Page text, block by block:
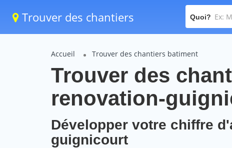
Trouver des chantiers Quoi?
Accueil Trouver des chantiers batiment
Trouver des
renovation-
Développer votre chiffre
guignicourt